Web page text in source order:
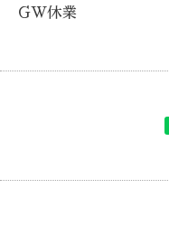
GW休業